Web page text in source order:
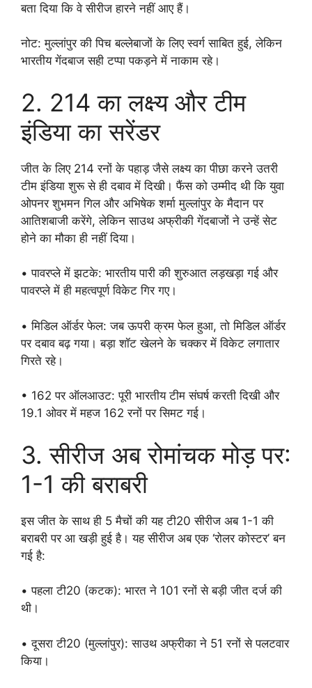
बता दिया कि वे सीरीज हारने नहीं आए हैं।
नोट: मुल्लांपुर की पिच बल्लेबाजों के लिए स्वर्ग साबित हुई, लेकिन
भारतीय गेंदबाज सही टप्पा पकड़ने में नाकाम रहे।
2. 214 का लक्ष्य और टीम
इंडिया का सरेंडर
जीत के लिए 214 रनों के पहाड़ जैसे लक्ष्य का पीछा करने उतरी
टीम इंडिया शुरू से ही दबाव में दिखी। फैंस को उम्मीद थी कि युवा
ओपनर शुभमन गिल और अभिषेक शर्मा मुल्लांपुर के मैदान पर
आतिशबाजी करेंगे, लेकिन साउथ अफ्रीकी गेंदबाजों ने उन्हें सेट
होने का मौका ही नहीं दिया।
• पावरप्ले में झटके: भारतीय पारी की शुरुआत लड़खड़ा गई और
पावरप्ले में ही महत्वपूर्ण विकेट गिर गए।
• मिडिल ऑर्डर फेल: जब ऊपरी क्रम फेल हुआ, तो मिडिल ऑर्डर
पर दबाव बढ़ गया। बड़ा शॉट खेलने के चक्कर में विकेट लगातार
गिरते रहे।
• 162 पर ऑलआउट: पूरी भारतीय टीम संघर्ष करती दिखी और
19.1 ओवर में महज 162 रनों पर सिमट गई।
3. सीरीज अब रोमांचक मोड़ पर:
1-1 की बराबरी
इस जीत के साथ ही 5 मैचों की यह टी20 सीरीज अब 1-1 की
बराबरी पर आ खड़ी हुई है। यह सीरीज अब एक ‘रोलर कोस्टर’ बन
गई है:
• पहला टी20 (कटक): भारत ने 101 रनों से बड़ी जीत दर्ज की
थी।
• दूसरा टी20 (मुल्लांपुर): साउथ अफ्रीका ने 51 रनों से पलटवार
किया।